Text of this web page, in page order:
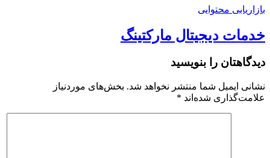
بازاریابی محتوایی
خدمات دیجیتال مارکتینگ
دیدگاهتان را بنویسید
نشانی ایمیل شما منتشر نخواهد شد. بخش‌های موردنیاز
علامت‌گذاری شده‌اند *